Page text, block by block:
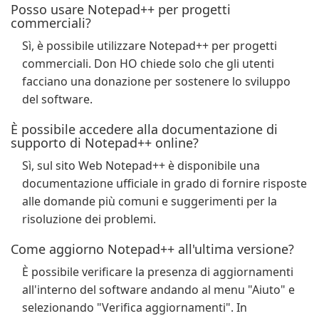
Posso usare Notepad++ per progetti
commerciali?
Sì, è possibile utilizzare Notepad++ per progetti
commerciali. Don HO chiede solo che gli utenti
facciano una donazione per sostenere lo sviluppo
del software.
È possibile accedere alla documentazione di
supporto di Notepad++ online?
Sì, sul sito Web Notepad++ è disponibile una
documentazione ufficiale in grado di fornire risposte
alle domande più comuni e suggerimenti per la
risoluzione dei problemi.
Come aggiorno Notepad++ all'ultima versione?
È possibile verificare la presenza di aggiornamenti
all'interno del software andando al menu "Aiuto" e
selezionando "Verifica aggiornamenti". In